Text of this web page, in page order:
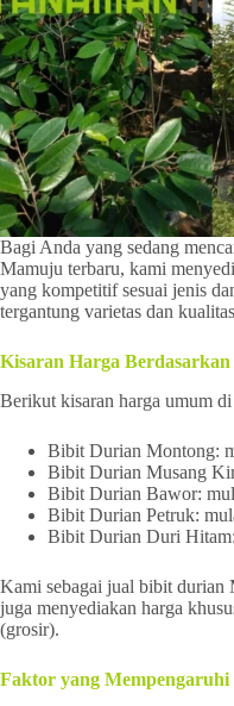
Bagi Anda yang sedang
Mamuju terbaru, kami
yang kompetitif sesuai jenis
tergantung varietas dan
Kisaran Harga
Berikut kisaran harga umum di
Bibit Durian Montong:
Bibit Durian Musang
Bibit Durian Bawor:
Bibit Durian Petruk:
Bibit Durian Duri
Kami sebagai jual bibit durian
juga menyediakan harga
(grosir).
Faktor yang